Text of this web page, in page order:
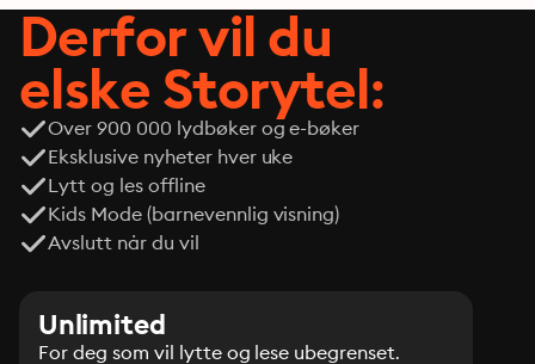
Derfor vil du
elske Storytel:
Over 900 000 lydbøker og e-bøker
Eksklusive nyheter hver uke
Lytt og les offline
Kids Mode (barnevennlig visning)
Avslutt når du vil
Unlimited
For deg som vil lytte og lese ubegrenset.